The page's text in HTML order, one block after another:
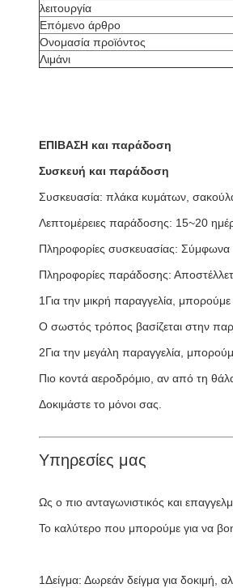
λειτουργία
Επόμενο άρθρο
Ονομασία προϊόντος
Λιμάνι
ΕΠΙΒΑΣΗ και παράδοση
Συσκευή και παράδοση
Συσκευασία: πλάκα κυμάτων,
Λεπτομέρειες παράδοσης: 15~20
Πληροφορίες συσκευασίας: Σύμφωνα
Πληροφορίες παράδοσης:
1Για την μικρή παραγγελία,
Ο σωστός τρόπος βασίζεται στην
2Για την μεγάλη παραγγελία,
Πιο κοντά αεροδρόμιο, αν από τη
Δοκιμάστε το μόνοι σας.
Υπηρεσίες μας
Ως ο πιο ανταγωνιστικός και
Το καλύτερο που μπορούμε για να
1Δείγμα: Δωρεάν δείγμα για δοκιμή,